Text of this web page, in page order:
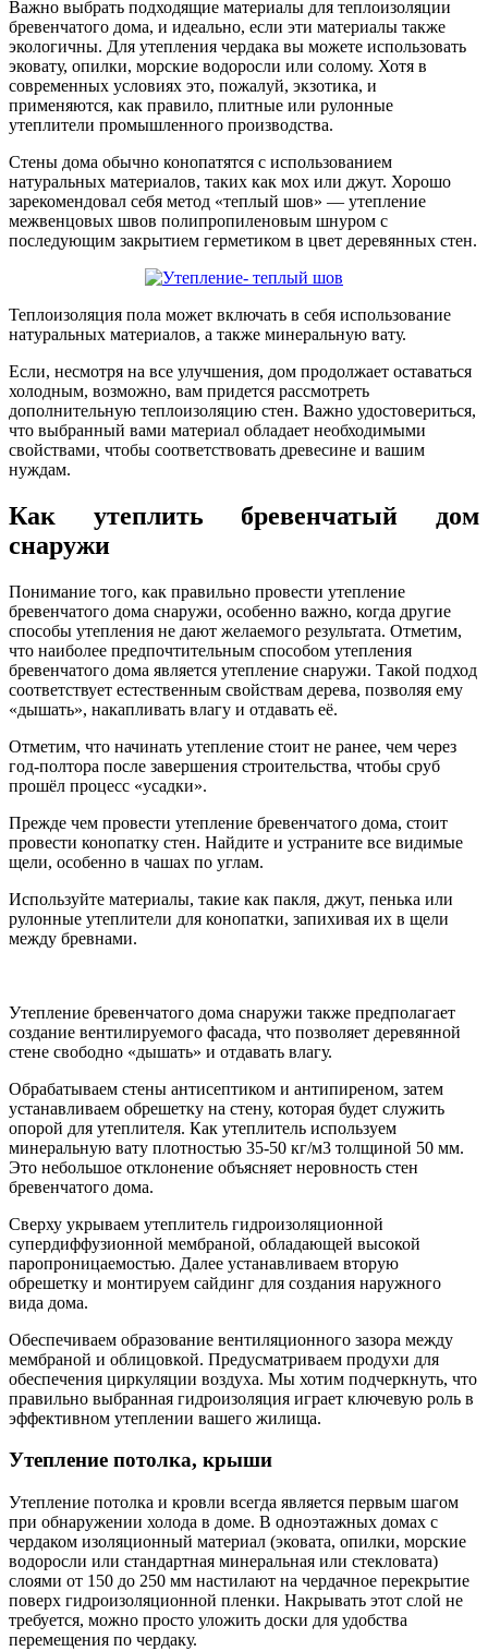
Важно выбрать подходящие материалы для теплоизоляции
бревенчатого дома, и идеально, если эти материалы также
экологичны. Для утепления чердака вы можете использовать
эковату, опилки, морские водоросли или солому. Хотя в
современных условиях это, пожалуй, экзотика, и
применяются, как правило, плитные или рулонные
утеплители промышленного производства.
Стены дома обычно конопатятся с использованием
натуральных материалов, таких как мох или джут. Хорошо
зарекомендовал себя метод «теплый шов» — утепление
межвенцовых швов полипропиленовым шнуром с
последующим закрытием герметиком в цвет деревянных стен.
Теплоизоляция пола может включать в себя использование
натуральных материалов, а также минеральную вату.
Если, несмотря на все улучшения, дом продолжает оставаться
холодным, возможно, вам придется рассмотреть
дополнительную теплоизоляцию стен. Важно удостовериться,
что выбранный вами материал обладает необходимыми
свойствами, чтобы соответствовать древесине и вашим
нуждам.
Как утеплить бревенчатый дом
снаружи
Понимание того, как правильно провести утепление
бревенчатого дома снаружи, особенно важно, когда другие
способы утепления не дают желаемого результата. Отметим,
что наиболее предпочтительным способом утепления
бревенчатого дома является утепление снаружи. Такой подход
соответствует естественным свойствам дерева, позволяя ему
«дышать», накапливать влагу и отдавать её.
Отметим, что начинать утепление стоит не ранее, чем через
год-полтора после завершения строительства, чтобы сруб
прошёл процесс «усадки».
Прежде чем провести утепление бревенчатого дома, стоит
провести конопатку стен. Найдите и устраните все видимые
щели, особенно в чашах по углам.
Используйте материалы, такие как пакля, джут, пенька или
рулонные утеплители для конопатки, запихивая их в щели
между бревнами.
Утепление бревенчатого дома снаружи также предполагает
создание вентилируемого фасада, что позволяет деревянной
стене свободно «дышать» и отдавать влагу.
Обрабатываем стены антисептиком и антипиреном, затем
устанавливаем обрешетку на стену, которая будет служить
опорой для утеплителя. Как утеплитель используем
минеральную вату плотностью 35-50 кг/м3 толщиной 50 мм.
Это небольшое отклонение объясняет неровность стен
бревенчатого дома.
Сверху укрываем утеплитель гидроизоляционной
супердиффузионной мембраной, обладающей высокой
паропроницаемостью. Далее устанавливаем вторую
обрешетку и монтируем сайдинг для создания наружного
вида дома.
Обеспечиваем образование вентиляционного зазора между
мембраной и облицовкой. Предусматриваем продухи для
обеспечения циркуляции воздуха. Мы хотим подчеркнуть, что
правильно выбранная гидроизоляция играет ключевую роль в
эффективном утеплении вашего жилища.
Утепление потолка, крыши
Утепление потолка и кровли всегда является первым шагом
при обнаружении холода в доме. В одноэтажных домах с
чердаком изоляционный материал (эковата, опилки, морские
водоросли или стандартная минеральная или стекловата)
слоями от 150 до 250 мм настилают на чердачное перекрытие
поверх гидроизоляционной пленки. Накрывать этот слой не
требуется, можно просто уложить доски для удобства
перемещения по чердаку.